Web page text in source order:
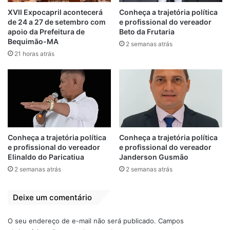
serão diplomados
pela Justiça
Eleitoral nesta
quarta-feira (18)
12 de dezembro de 2024
Em "BEQUIMÃO-
MA"
prefeito de
Bequimão-MA
20 de dezembro de 2024
Em "BEQUIMÃO-
MA"
Oposição perde nas
urnas e na justiça:
TRE-MA valida
votos e oficializa
Zé Martins como
novo prefeito de
Bequimão-M|A
29 de outubro de 2024
Em "BEQUIMÃO-
Bequimão Diplomação
XVII Expocapril acontecerá
de 24 a 27 de setembro com
apoio da Prefeitura de
Bequimão-MA
21 horas atrás
Conheça a trajetória política
e profissional do vereador
Beto da Frutaria
2 semanas atrás
Conheça a trajetória política
e profissional do vereador
Elinaldo do Paricatiua
2 semanas atrás
Conheça a trajetória política
e profissional do vereador
Janderson Gusmão
2 semanas atrás
Deixe um comentário
O seu endereço de e-mail não será publicado. Campos